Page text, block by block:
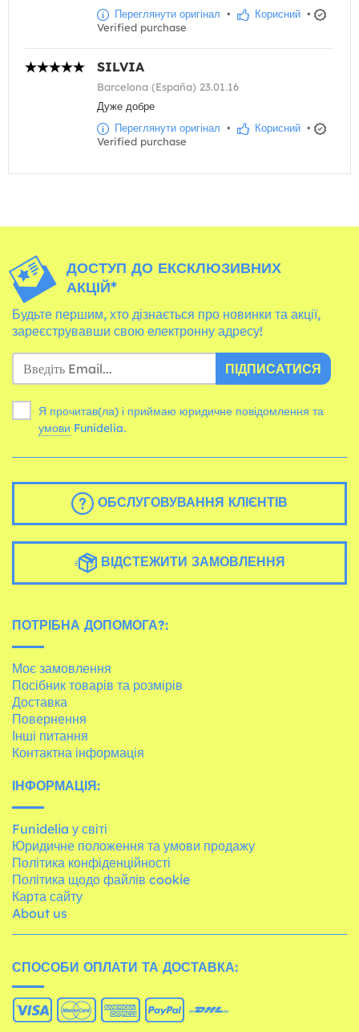
Переглянути оригінал • Корисний •
Verified purchase
SILVIA
Barcelona (España) 23.01.16
Дуже добре
Переглянути оригінал • Корисний •
Verified purchase
ДОСТУП ДО ЕКСКЛЮЗИВНИХ
АКЦІЙ*
Будьте першим, хто дізнається про новинки та акції,
зареєструвавши свою електронну адресу!
ПІДПИСАТИСЯ
Я прочитав(ла) і приймаю юридичне повідомлення та
умови Funidelia.
ОБСЛУГОВУВАННЯ КЛІЄНТІВ
ВІДСТЕЖИТИ ЗАМОВЛЕННЯ
ПОТРІБНА ДОПОМОГА?:
Моє замовлення
Посібник товарів та розмірів
Доставка
Повернення
Інші питання
Контактна інформація
ІНФОРМАЦІЯ:
Funidelia у світі
Юридичне положення та умови продажу
Політика конфіденційності
Політика щодо файлів cookie
Карта сайту
About us
СПОСОБИ ОПЛАТИ ТА ДОСТАВКА: